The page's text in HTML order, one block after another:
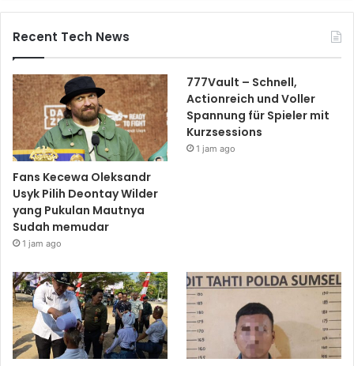
Recent Tech News
Fans Kecewa Oleksandr
Usyk Pilih Deontay Wilder
yang Pukulan Mautnya
Sudah memudar
1 jam ago
777Vault – Schnell,
Actionreich und Voller
Spannung für Spieler mit
Kurzsessions
1 jam ago